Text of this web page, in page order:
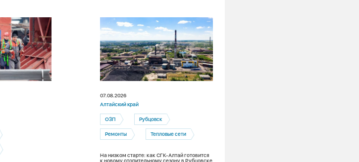
07.08.2026
Алтайский край
ОЗП Рубцовск
Ремонты Тепловые сети
На низком старте: как СГК-Алтай готовится